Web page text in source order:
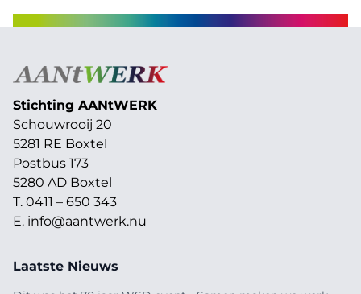
Stichting AANtWERK
Schouwrooij 20
5281 RE Boxtel
Postbus 173
5280 AD Boxtel
T. 0411 – 650 343
E. info@aantwerk.nu
Laatste Nieuws